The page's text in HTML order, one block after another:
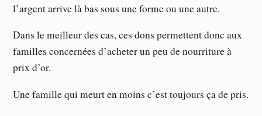
l’argent arrive là bas sous une forme ou une autre.
Dans le meilleur des cas, ces dons permettent donc aux
familles concernées d’acheter un peu de nourriture à
prix d’or.
Une famille qui meurt en moins c’est toujours ça de pris.